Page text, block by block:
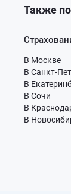
Также
В Москве
В Санкт-
В
В Сочи
В
В